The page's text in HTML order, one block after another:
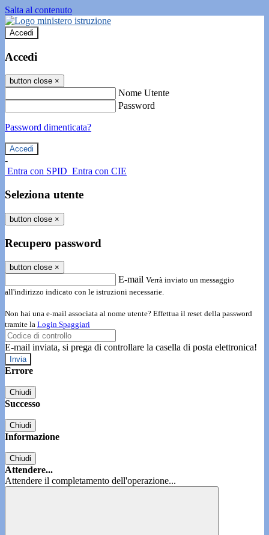
Salta al contenuto
Accedi
Accedi
button close ×
Nome Utente
Password
Password dimenticata?
-
Entra con SPID Entra con CIE
Seleziona utente
button close ×
Recupero password
button close ×
E-mail Verrà inviato un messaggio
all'indirizzo indicato con le istruzioni necessarie.
Non hai una e-mail associata al nome utente? Effettua il reset della password
tramite la Login Spaggiari
E-mail inviata, si prega di controllare la casella di posta elettronica!
Errore
Chiudi
Successo
Chiudi
Informazione
Chiudi
Attendere...
Attendere il completamento dell'operazione...